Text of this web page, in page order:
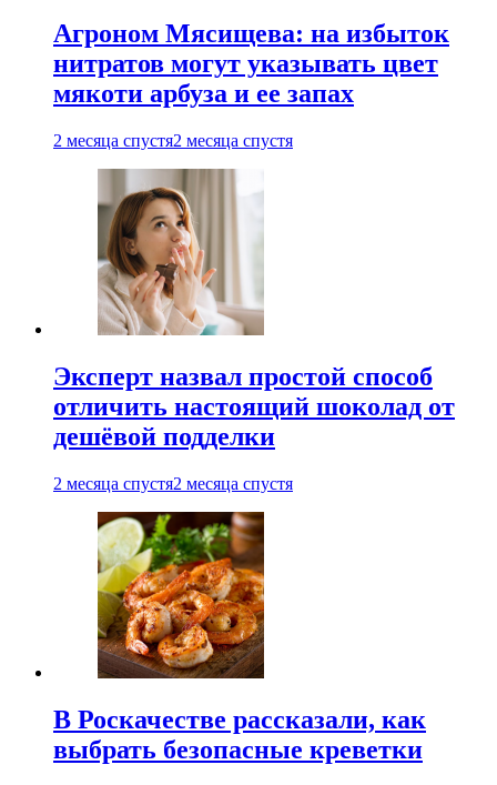
Агроном Мясищева: на избыток
нитратов могут указывать цвет
мякоти арбуза и ее запах
2 месяца спустя2 месяца спустя
Эксперт назвал простой способ
отличить настоящий шоколад от
дешёвой подделки
2 месяца спустя2 месяца спустя
В Роскачестве рассказали, как
выбрать безопасные креветки